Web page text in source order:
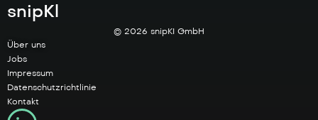
snipKl
© 2026 snipKI GmbH
Über uns
Jobs
Impressum
Datenschutzrichtlinie
Kontakt